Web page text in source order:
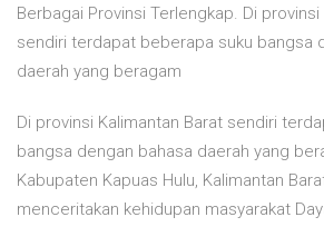
Berbagai Provinsi Terlengkap. Di
sendiri terdapat beberapa suku bangsa
daerah yang beragam
Di provinsi Kalimantan Barat sendiri
bangsa dengan bahasa daerah yang
Kabupaten Kapuas Hulu, Kalimantan
menceritakan kehidupan masyarakat